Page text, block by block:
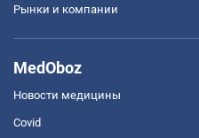
Рынки и компании
MedOboz
Новости медицины
Covid